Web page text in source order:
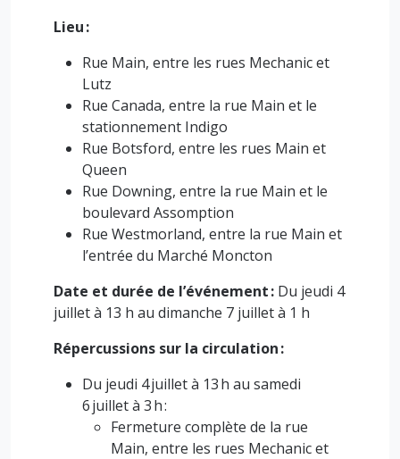
Lieu :
Rue Main, entre les rues Mechanic et
Lutz
Rue Canada, entre la rue Main et le
stationnement Indigo
Rue Botsford, entre les rues Main et
Queen
Rue Downing, entre la rue Main et le
boulevard Assomption
Rue Westmorland, entre la rue Main et
l’entrée du Marché Moncton
Date et durée de l’événement : Du jeudi 4
juillet à 13 h au dimanche 7 juillet à 1 h
Répercussions sur la circulation :
Du jeudi 4 juillet à 13 h au samedi
6 juillet à 3 h :
Fermeture complète de la rue
Main, entre les rues Mechanic et